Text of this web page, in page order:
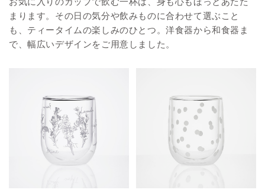
まります。その日の気分や飲みものに合わせて選ぶこと
も、ティータイムの楽しみのひとつ。洋食器から和食器ま
で、幅広いデザインをご用意しました。